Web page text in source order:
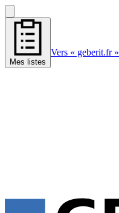
Mes listes
Vers « geberit.fr »